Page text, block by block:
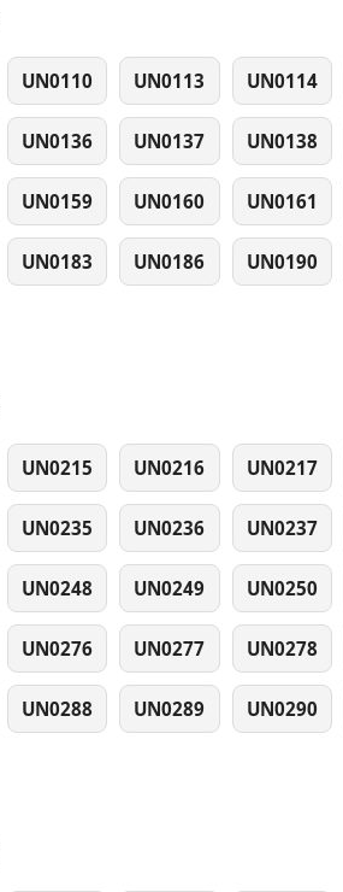
UN0110 UN0113 UN0114
UN0136 UN0137 UN0138
UN0159 UN0160 UN0161
UN0183 UN0186 UN0190
UN0215 UN0216 UN0217
UN0235 UN0236 UN0237
UN0248 UN0249 UN0250
UN0276 UN0277 UN0278
UN0288 UN0289 UN0290